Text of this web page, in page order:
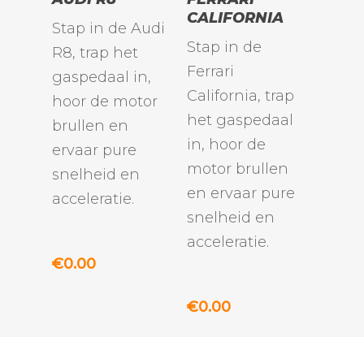
Stap in de Audi
R8, trap het
gaspedaal in,
hoor de motor
brullen en
ervaar pure
snelheid en
acceleratie.
€0.00
CALIFORNIA
Stap in de
Ferrari
California, trap
het gaspedaal
in, hoor de
motor brullen
en ervaar pure
snelheid en
acceleratie.
€0.00